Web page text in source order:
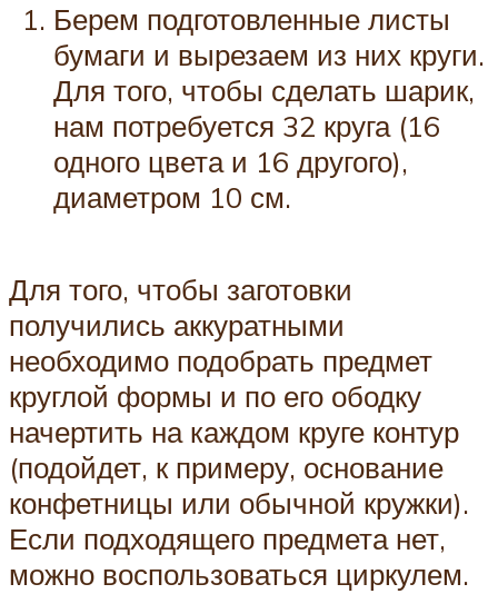
Берем подготовленные листы
бумаги и вырезаем из них круги.
Для того, чтобы сделать шарик,
нам потребуется 32 круга (16
одного цвета и 16 другого),
диаметром 10 см.
Для того, чтобы заготовки
получились аккуратными
необходимо подобрать предмет
круглой формы и по его ободку
начертить на каждом круге контур
(подойдет, к примеру, основание
конфетницы или обычной кружки).
Если подходящего предмета нет,
можно воспользоваться циркулем.